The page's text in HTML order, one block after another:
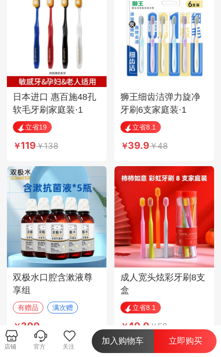
日本进口 惠百施48孔
软毛牙刷家庭装·1
立省19
119 138
狮王细齿洁弹力旋净
牙刷6支家庭装·1
立省8.1
39.9 48
双极水口腔含漱液尊
享组
有赠品 满次赠
399
成人宽头炫彩牙刷8支
盒
立省8.1
49.9 58
店铺 官方 关注
加入购物车 立即购买